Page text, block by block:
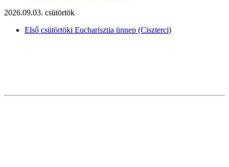
2026.09.03. csütörtök
Első csütörtöki Eucharisztia ünnep (Ciszterci)